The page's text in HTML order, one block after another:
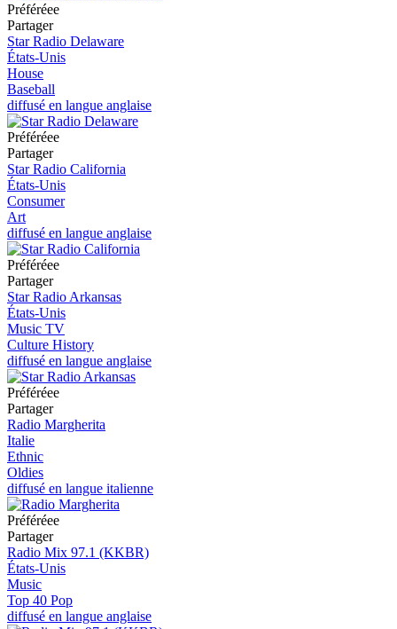
Préféréeе
Partager
Star Radio Delaware
États-Unis
House
Baseball
diffusé en langue anglaise
Préféréeе
Partager
Star Radio California
États-Unis
Consumer
Art
diffusé en langue anglaise
Préféréeе
Partager
Star Radio Arkansas
États-Unis
Music TV
Culture History
diffusé en langue anglaise
Préféréeе
Partager
Radio Margherita
Italie
Ethnic
Oldies
diffusé en langue italienne
Préféréeе
Partager
Radio Mix 97.1 (KKBR)
États-Unis
Music
Top 40 Pop
diffusé en langue anglaise